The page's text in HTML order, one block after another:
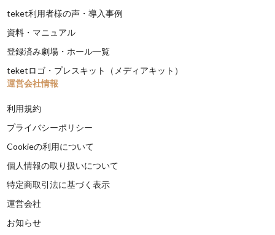
teket利用者様の声・導入事例
資料・マニュアル
登録済み劇場・ホール一覧
teketロゴ・プレスキット（メディアキット）
運営会社情報
利用規約
プライバシーポリシー
Cookieの利用について
個人情報の取り扱いについて
特定商取引法に基づく表示
運営会社
お知らせ